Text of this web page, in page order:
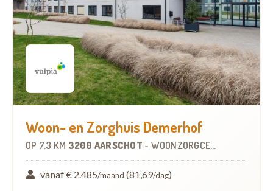
Woon- en Zorghuis Demerhof
OP 7.3 KM 3200 AARSCHOT - WOONZORGCENTRUM (WZC)
vanaf € 2.485/maand (81,69/dag)